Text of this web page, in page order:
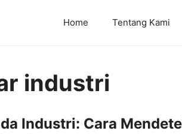
Home Tentang Kami
industri
Industri: Cara